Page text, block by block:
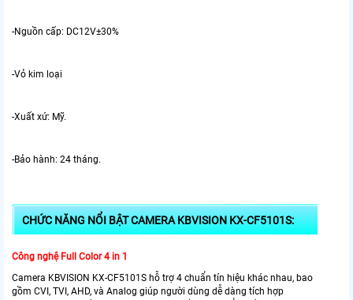
-Nguồn cấp: DC12V±30%
-Vỏ kim loại
-Xuất xứ: Mỹ.
-Bảo hành: 24 tháng.
CHỨC NĂNG NỔI BẬT CAMERA KBVISION KX-CF5101S:
Công nghệ Full Color 4 in 1
Camera KBVISION KX-CF5101S hỗ trợ 4 chuẩn tín hiệu khác nhau, bao
gồm CVI, TVI, AHD, và Analog giúp người dùng dễ dàng tích hợp